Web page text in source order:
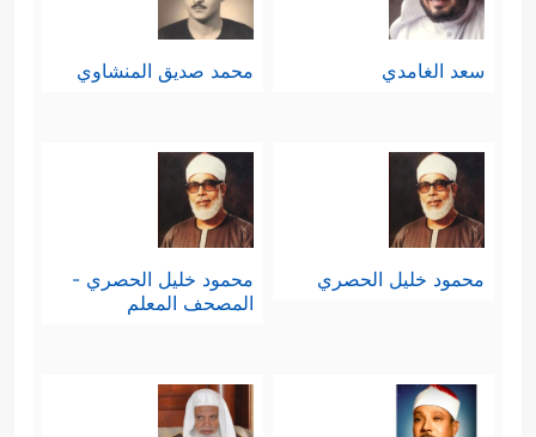
سعد الغامدي محمد صديق المنشاوي
محمود خليل الحصري
محمود خليل الحصري -
المصحف المعلم